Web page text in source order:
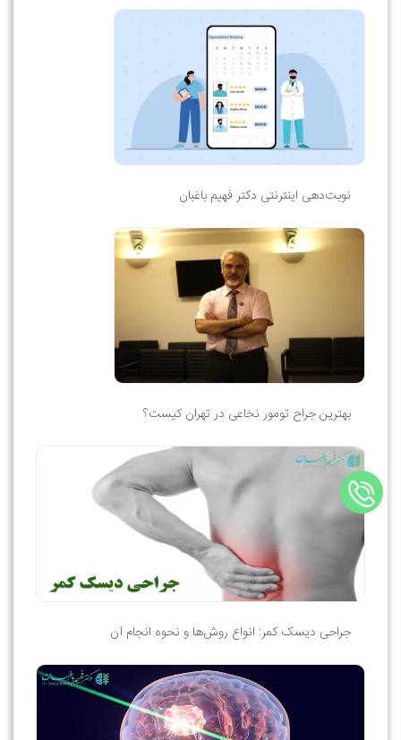
نوبت‌دهی اینترنتی دکتر فهیم باغبان
بهترین جراح تومور نخاعی در تهران کیست؟
جراحی دیسک کمر: انواع روش‌ها و نحوه انجام آن